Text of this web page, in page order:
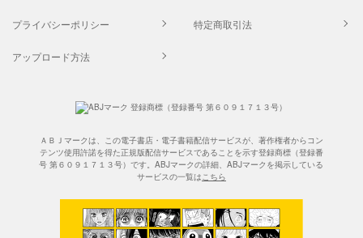
プライバシーポリシー 特定商取引法
アップロード方法
ＡＢＪマークは、この電子書店・電子書籍配信サービスが、著作権者からコン
テンツ使用許諾を得た正規版配信サービスであることを示す登録商標（登録番
号 第６０９１７１３号）です。ABJマークの詳細、ABJマークを掲示している
サービスの一覧はこちら